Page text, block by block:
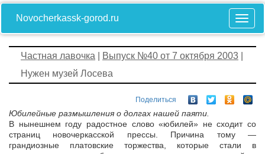
Novocherkassk-gorod.ru
Частная лавочка Выпуск №40 от 7 октября 2003
Нужен музей Лосева
Поделиться
Юбилейные размышления о долгах нашей паяти.
В нынешнем году радостное слово «юбилей» не сходит со
страниц новочеркасской прессы. Причина тому —
грандиозные платовские торжества, которые стали в